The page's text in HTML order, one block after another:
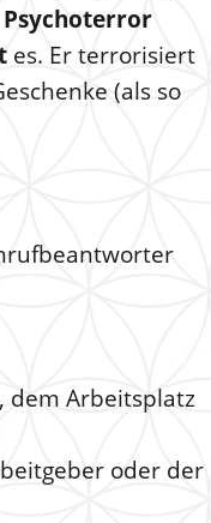
Psychoterror
es. Er terrorisiert
(als so
dem Arbeitsplatz
oder der